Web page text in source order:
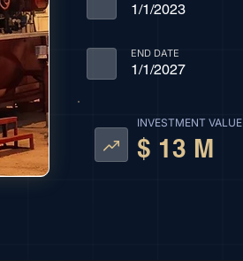
1/1/2023
END DATE
1/1/2027
INVESTMENT VALUE
$ 13 M